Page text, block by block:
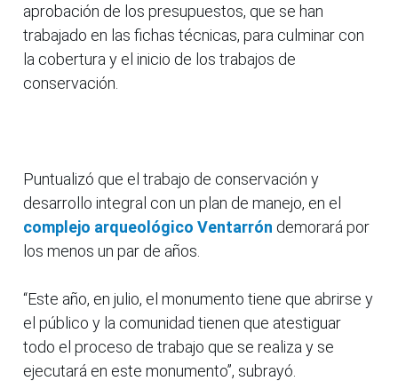
aprobación de los presupuestos, que se han
trabajado en las fichas técnicas, para culminar con
la cobertura y el inicio de los trabajos de
conservación.
Puntualizó que el trabajo de conservación y
desarrollo integral con un plan de manejo, en el
complejo arqueológico Ventarrón demorará por
los menos un par de años.
“Este año, en julio, el monumento tiene que abrirse y
el público y la comunidad tienen que atestiguar
todo el proceso de trabajo que se realiza y se
ejecutará en este monumento”, subrayó.